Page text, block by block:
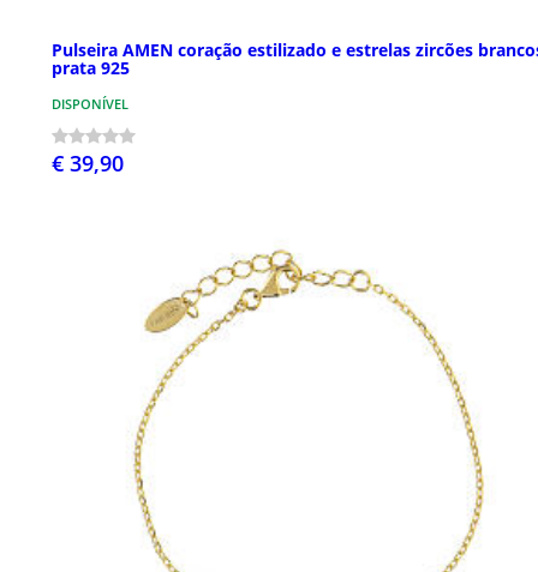
Pulseira AMEN coração estilizado e estrelas zircões
prata 925
DISPONÍVEL
€ 39,90